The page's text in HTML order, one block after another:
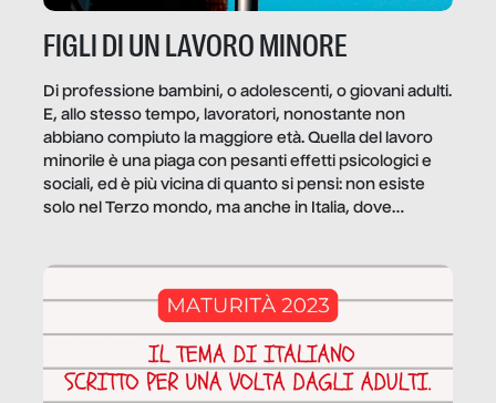
FIGLI DI UN LAVORO MINORE
Di professione bambini, o adolescenti, o giovani adulti.
E, allo stesso tempo, lavoratori, nonostante non
abbiano compiuto la maggiore età. Quella del lavoro
minorile è una piaga con pesanti effetti psicologici e
sociali, ed è più vicina di quanto si pensi: non esiste
solo nel Terzo mondo, ma anche in Italia, dove